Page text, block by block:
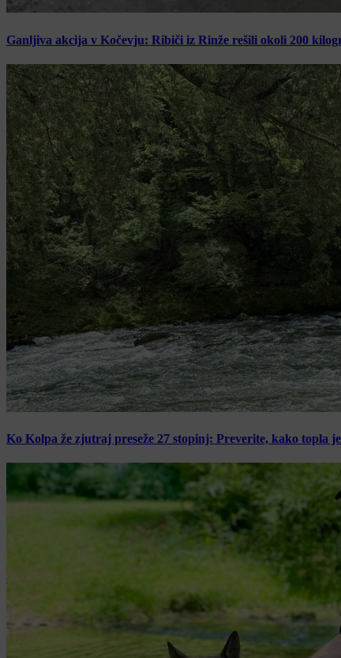
Ganljiva akcija v Kočevju: Ribiči iz Rinže rešili okoli 200
Ko Kolpa že zjutraj preseže 27 stopinj: Preverite, kako topla